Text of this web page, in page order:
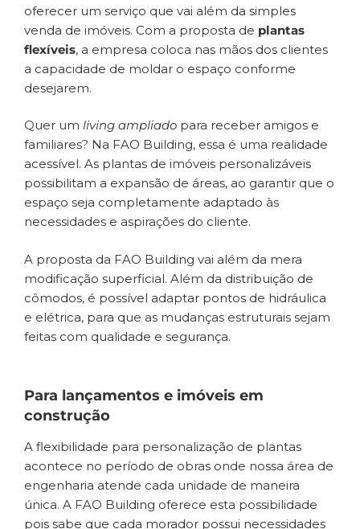
oferecer um serviço que vai além da simples
venda de imóveis. Com a proposta de plantas
flexíveis, a empresa coloca nas mãos dos clientes
a capacidade de moldar o espaço conforme
desejarem.
Quer um living ampliado para receber amigos e
familiares? Na FAO Building, essa é uma realidade
acessível. As plantas de imóveis personalizáveis
possibilitam a expansão de áreas, ao garantir que o
espaço seja completamente adaptado às
necessidades e aspirações do cliente.
A proposta da FAO Building vai além da mera
modificação superficial. Além da distribuição de
cômodos, é possível adaptar pontos de hidráulica
e elétrica, para que as mudanças estruturais sejam
feitas com qualidade e segurança.
Para lançamentos e imóveis em
construção
A flexibilidade para personalização de plantas
acontece no período de obras onde nossa área de
engenharia atende cada unidade de maneira
única. A FAO Building oferece esta possibilidade
pois sabe que cada morador possui necessidades